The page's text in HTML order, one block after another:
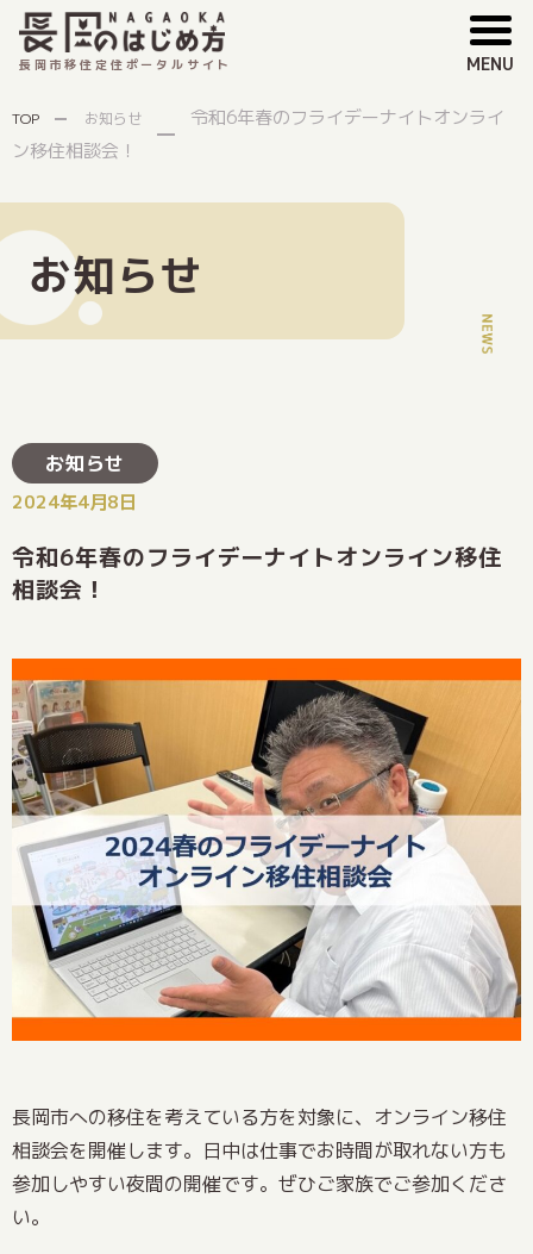
長岡市移住定住ポータルサイト MENU
TOP お知らせ
令和6年春のフライデーナイトオンライ
ン移住相談会！
お知らせ
お知らせ
2024年4月8日
令和6年春のフライデーナイトオンライン移住
相談会！
長岡市への移住を考えている方を対象に、オンライン移住
相談会を開催します。日中は仕事でお時間が取れない方も
参加しやすい夜間の開催です。ぜひご家族でご参加くださ
い。